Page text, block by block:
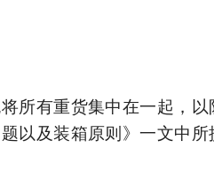
所有重货集中在一起，以
以及装箱原则》一文中所